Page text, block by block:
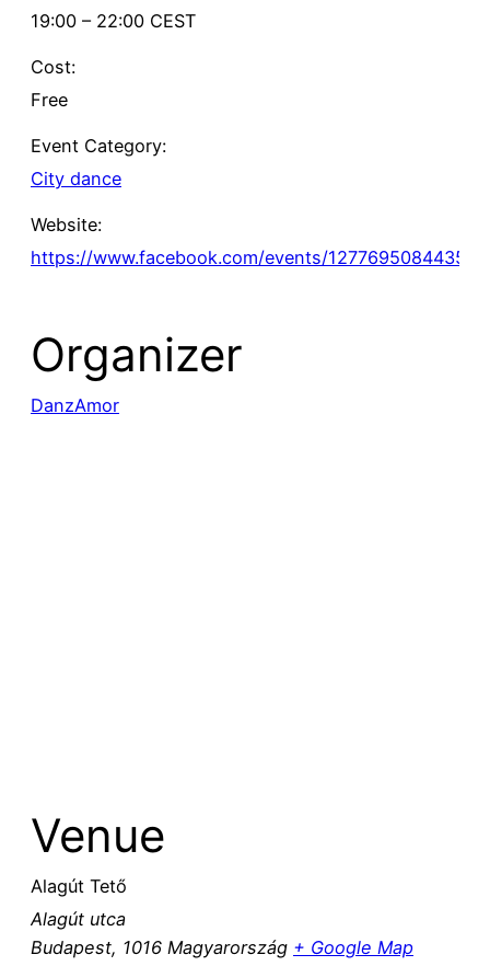
19:00 – 22:00 CEST
Cost:
Free
Event Category:
City dance
Website:
https://www.facebook.com/events/
Organizer
DanzAmor
Venue
Alagút Tető
Alagút utca
Budapest, 1016 Magyarország + Google Map